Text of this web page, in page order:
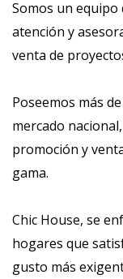
Somos un
atención y
venta de
Poseemos más
mercado
promoción y
gama.
Chic House, se
hogares que
gusto más